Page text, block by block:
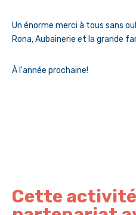
Un énorme merci à tous sans
Rona, Aubainerie et la grande
À l'année prochaine!
Cette